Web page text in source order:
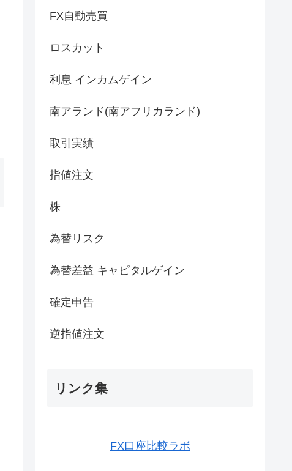
FX自動売買
ロスカット
利息 インカムゲイン
南アランド(南アフリカランド)
取引実績
指値注文
株
為替リスク
為替差益 キャピタルゲイン
確定申告
逆指値注文
リンク集
FX口座比較ラボ